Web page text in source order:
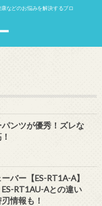
などのお悩みを解決するブロ
パンツが優秀！ズレな
バー【ES-RT1A-A】
RT1AU-Aとの違い
情報も！